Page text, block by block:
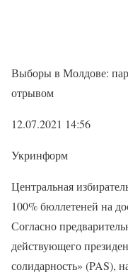
Выборы в Молдове:
отрывом
12.07.2021 14:56
Укринформ
Центральная
100% бюллетеней на
Согласно
действующего
солидарность» (PAS),